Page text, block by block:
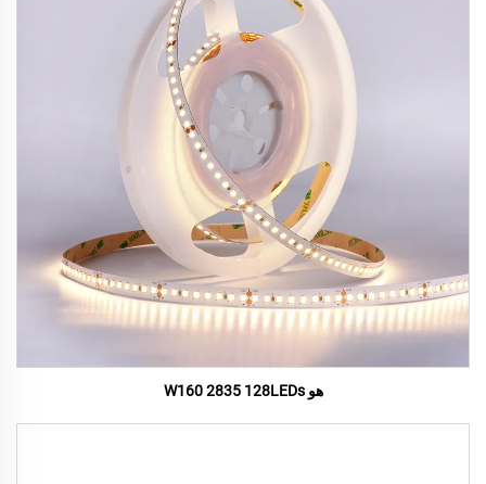
هو W160 2835 128LEDs